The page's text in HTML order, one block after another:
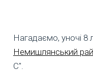
Нагадаємо, уночі 8
Немишлянський
С".